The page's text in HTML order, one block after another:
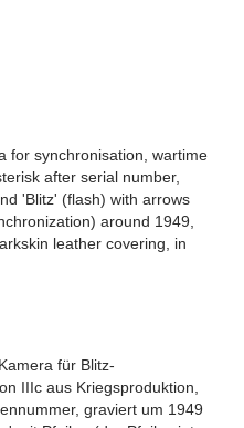
for synchronisation, wartime
after serial number,
'Blitz' (flash) with arrows
around 1949,
leather covering, in
für Blitz-
IIIc aus Kriegsproduktion,
graviert um 1949